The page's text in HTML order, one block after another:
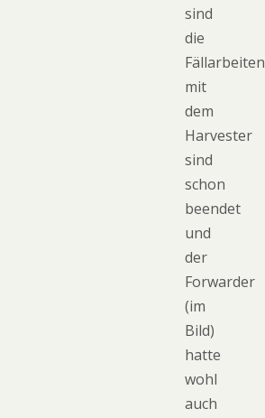
sind
die
Fällarbeiten
mit
dem
Harvester
sind
schon
beendet
und
der
Forwarder
(im
Bild)
hatte
wohl
auch